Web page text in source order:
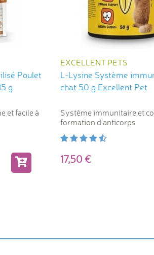
Poulet
g
et facile à
EXCELLENT PETS
L-Lysine Système
chat 50 g Excellent Pet
Système immunitaire et
formation d'anticorps
17,50